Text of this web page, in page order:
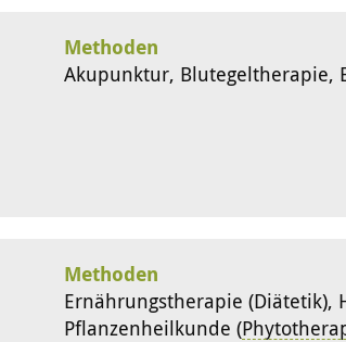
Methoden
Akupunktur, Blutegeltherapie,
Methoden
Ernährungstherapie (Diätetik),
Pflanzenheilkunde (